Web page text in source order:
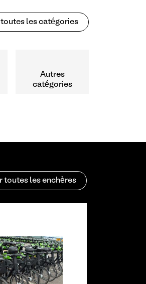
toutes les catégories
Autres
catégories
toutes les enchères